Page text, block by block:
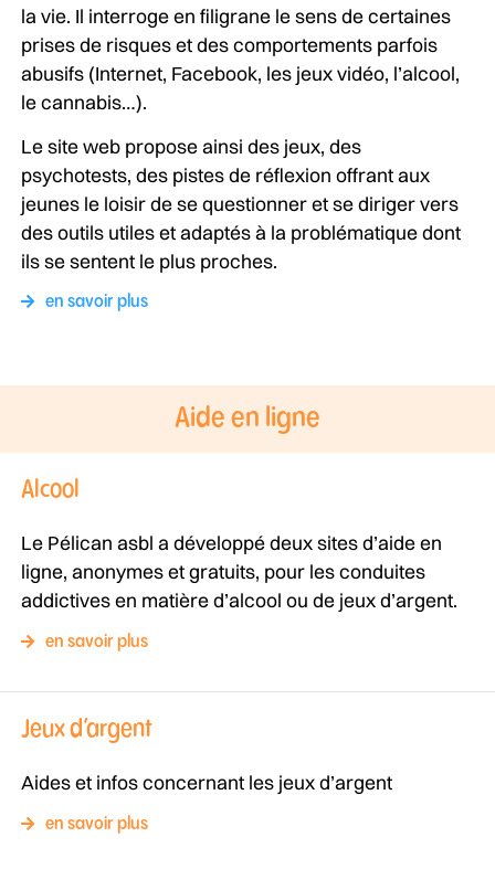
la vie. Il interroge en filigrane le sens de certaines
prises de risques et des comportements parfois
abusifs (Internet, Facebook, les jeux vidéo, l’alcool,
le cannabis…).
Le site web propose ainsi des jeux, des
psychotests, des pistes de réflexion offrant aux
jeunes le loisir de se questionner et se diriger vers
des outils utiles et adaptés à la problématique dont
ils se sentent le plus proches.
en savoir plus
Aide en ligne
Alcool
Le Pélican asbl a développé deux sites d’aide en
ligne, anonymes et gratuits, pour les conduites
addictives en matière d’alcool ou de jeux d’argent.
en savoir plus
Jeux d’argent
Aides et infos concernant les jeux d’argent
en savoir plus